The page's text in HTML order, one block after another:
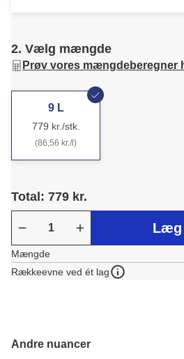
2. Vælg mængde
Prøv vores mængdeberegner
9 L
779 kr./stk.
(86,56 kr./l)
Total: 779 kr.
Læg
Mængde
Rækkeevne ved ét lag
Andre nuancer